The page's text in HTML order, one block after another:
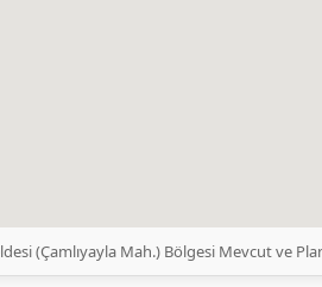
(Çamlıyayla Mah.) Bölgesi Mevcut ve